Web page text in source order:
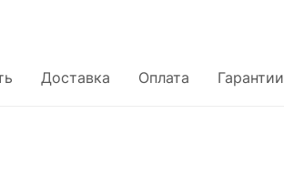
Доставка Оплата Гарантии